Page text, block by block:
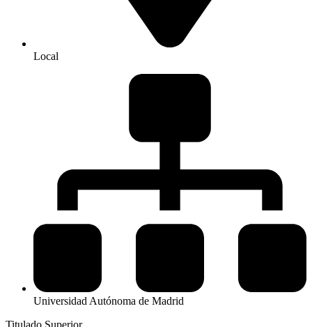
Local
Universidad Autónoma de Madrid